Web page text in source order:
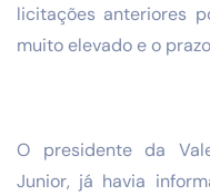
licitações anteriores
muito elevado e o
O presidente da
Junior, já havia